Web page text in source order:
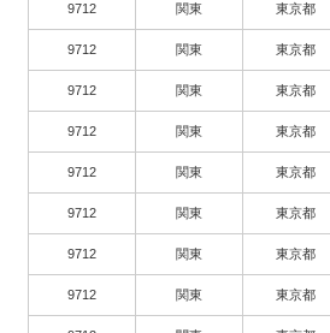
9712 関東 東京都
9712 関東 東京都
9712 関東 東京都
9712 関東 東京都
9712 関東 東京都
9712 関東 東京都
9712 関東 東京都
9712 関東 東京都